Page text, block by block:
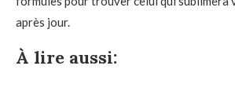
après jour.
À lire aussi: